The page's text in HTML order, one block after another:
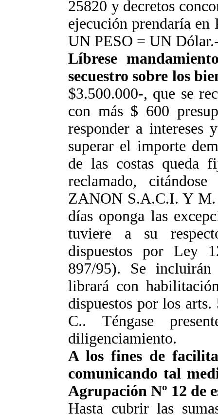
25820 y decretos
ejecución prendaría en
UN PESO = UN
Líbrese
secuestro sobre los
$3.500.000-, que se
con más $ 600
responder a intereses
superar el importe
de las costas queda
reclamado,
ZANON S.A.C.I. Y M.
días oponga las
tuviere a su
dispuestos por Ley
897/95). Se
librará con
dispuestos por los
C.. Téngase
diligenciamiento.
A los fines de
comunicando tal
Agrupación Nº 12 de
Hasta cubrir las